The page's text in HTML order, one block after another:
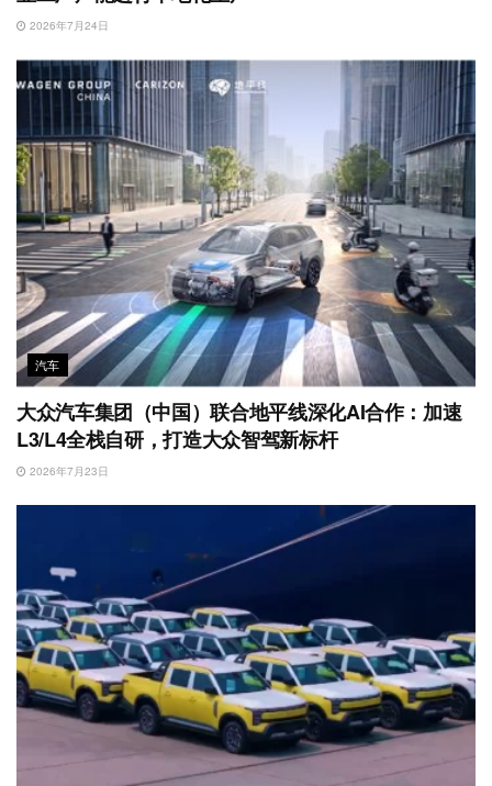
2026年7月24日
汽车
大众汽车集团（中国）联合地平线深化AI合作：加速
L3/L4全栈自研，打造大众智驾新标杆
2026年7月23日